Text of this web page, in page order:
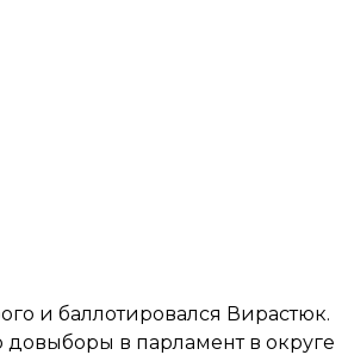
и баллотировался Вирастюк.
довыборы в парламент в округе